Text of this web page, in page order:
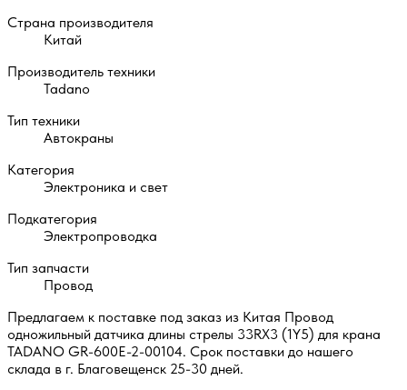
Страна производителя
Китай
Производитель техники
Tadano
Тип техники
Автокраны
Категория
Электроника и свет
Подкатегория
Электропроводка
Тип запчасти
Провод
Предлагаем к поставке под заказ из Китая Провод
одножильный датчика длины стрелы 33RX3 (1Y5) для крана
TADANO GR-600E-2-00104. Срок поставки до нашего
склада в г. Благовещенск 25-30 дней.